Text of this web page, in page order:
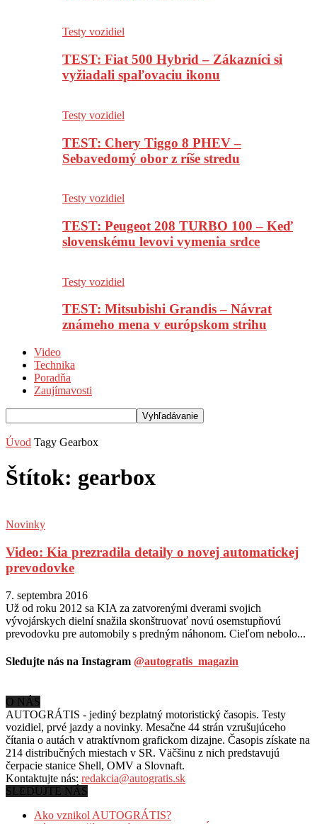
Testy vozidiel
TEST: Fiat 500 Hybrid – Zákazníci si
vyžiadali spaľovaciu ikonu
Testy vozidiel
TEST: Chery Tiggo 8 PHEV –
Sebavedomý obor z ríše stredu
Testy vozidiel
TEST: Peugeot 208 TURBO 100 – Keď
slovenskému levovi vymenia srdce
Testy vozidiel
TEST: Mitsubishi Grandis – Návrat
známeho mena v európskom strihu
Video
Technika
Poradňa
Zaujímavosti
Úvod Tagy Gearbox
Štítok: gearbox
Novinky
Video: Kia prezradila detaily o novej automatickej
prevodovke
7. septembra 2016
Už od roku 2012 sa KIA za zatvorenými dverami svojich
vývojárskych dielní snažila skonštruovať novú osemstupňovú
prevodovku pre automobily s predným náhonom. Cieľom nebolo...
Sledujte nás na Instagram @autogratis_magazin
O NÁS
AUTOGRÁTIS - jediný bezplatný motoristický časopis. Testy
vozidiel, prvé jazdy a novinky. Mesačne 44 strán vzrušujúceho
čítania o autách v atraktívnom grafickom dizajne. Časopis získate na
214 distribučných miestach v SR. Väčšinu z nich predstavujú
čerpacie stanice Shell, OMV a Slovnaft.
Kontaktujte nás: redakcia@autogratis.sk
SLEDUJTE NÁS
Ako vznikol AUTOGRÁTIS?